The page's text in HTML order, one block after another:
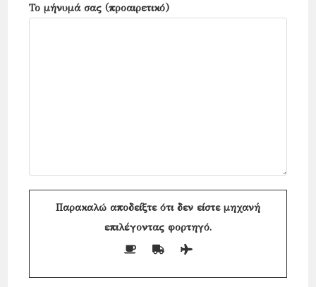
Το μήνυμά σας (προαιρετικό)
Παρακαλώ αποδείξτε ότι δεν είστε μηχανή
επιλέγοντας φορτηγό.